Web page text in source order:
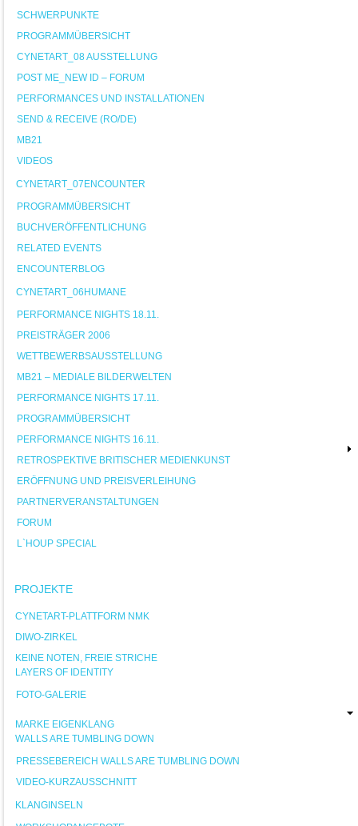
SCHWERPUNKTE
PROGRAMMÜBERSICHT
CYNETART_08 AUSSTELLUNG
POST ME_NEW ID – FORUM
PERFORMANCES UND INSTALLATIONEN
SEND & RECEIVE (RO/DE)
MB21
VIDEOS
CYNETART_07ENCOUNTER
PROGRAMMÜBERSICHT
BUCHVERÖFFENTLICHUNG
RELATED EVENTS
ENCOUNTERBLOG
CYNETART_06HUMANE
PERFORMANCE NIGHTS 18.11.
PREISTRÄGER 2006
WETTBEWERBSAUSSTELLUNG
MB21 – MEDIALE BILDERWELTEN
PERFORMANCE NIGHTS 17.11.
PROGRAMMÜBERSICHT
PERFORMANCE NIGHTS 16.11.
RETROSPEKTIVE BRITISCHER MEDIENKUNST
ERÖFFNUNG UND PREISVERLEIHUNG
PARTNERVERANSTALTUNGEN
FORUM
L`HOUP SPECIAL
PROJEKTE
CYNETART-PLATTFORM NMK
DIWO-ZIRKEL
KEINE NOTEN, FREIE STRICHE
LAYERS OF IDENTITY
FOTO-GALERIE
MARKE EIGENKLANG
WALLS ARE TUMBLING DOWN
PRESSEBEREICH WALLS ARE TUMBLING DOWN
VIDEO-KURZAUSSCHNITT
KLANGINSELN